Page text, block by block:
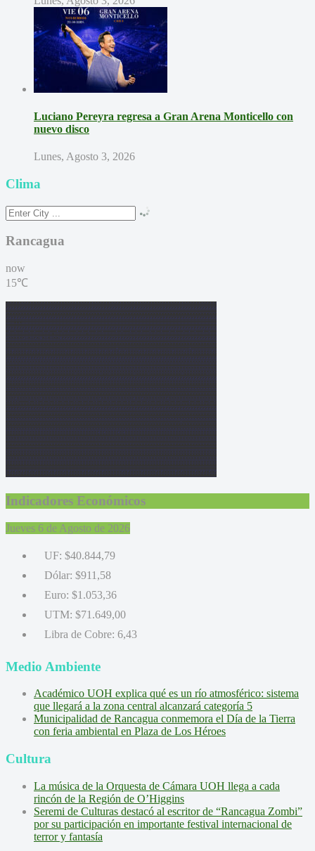
Luciano Pereyra regresa a Gran Arena Monticello con
nuevo disco
Lunes, Agosto 3, 2026
Clima
Rancagua
now
15℃
Indicadores Económicos
Jueves 6 de Agosto de 2026
UF: $40.844,79
Dólar: $911,58
Euro: $1.053,36
UTM: $71.649,00
Libra de Cobre: 6,43
Medio Ambiente
Académico UOH explica qué es un río atmosférico: sistema
que llegará a la zona central alcanzará categoría 5
Municipalidad de Rancagua conmemora el Día de la Tierra
con feria ambiental en Plaza de Los Héroes
Cultura
La música de la Orquesta de Cámara UOH llega a cada
rincón de la Región de O’Higgins
Seremi de Culturas destacó al escritor de “Rancagua Zombi”
por su participación en importante festival internacional de
terror y fantasía